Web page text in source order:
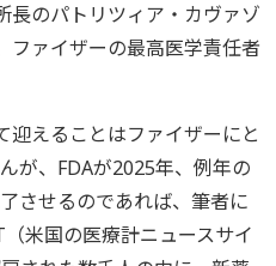
長のパトリツィア・カヴァゾ
ファイザーの最高医学責任者
迎えることはファイザーにと
が、FDAが2025年、例年の
させるのであれば、筆者に
米国の医療計ニュースサイ